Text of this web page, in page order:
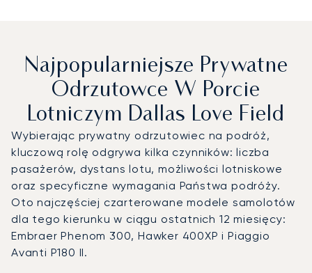
Najpopularniejsze Prywatne
Odrzutowce W Porcie
Lotniczym Dallas Love Field
Wybierając prywatny odrzutowiec na podróż,
kluczową rolę odgrywa kilka czynników: liczba
pasażerów, dystans lotu, możliwości lotniskowe
oraz specyficzne wymagania Państwa podróży.
Oto najczęściej czarterowane modele samolotów
dla tego kierunku w ciągu ostatnich 12 miesięcy:
Embraer Phenom 300, Hawker 400XP i Piaggio
Avanti P180 II.